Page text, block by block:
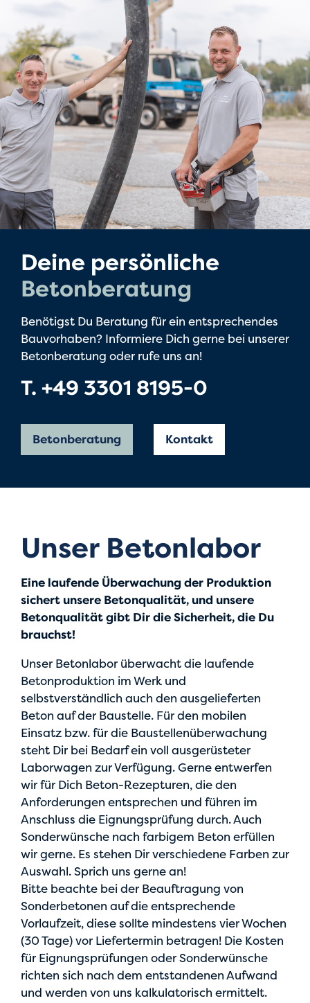
Deine persönliche
Betonberatung
Benötigst Du Beratung für ein entsprechendes
Bauvorhaben? Informiere Dich gerne bei unserer
Betonberatung oder rufe uns an!
T. +49 3301 8195-0
Betonberatung Kontakt
Unser Betonlabor
Eine laufende Überwachung der Produktion
sichert unsere Betonqualität, und unsere
Betonqualität gibt Dir die Sicherheit, die Du
brauchst!
Unser Betonlabor überwacht die laufende
Betonproduktion im Werk und
selbstverständlich auch den ausgelieferten
Beton auf der Baustelle. Für den mobilen
Einsatz bzw. für die Baustellenüberwachung
steht Dir bei Bedarf ein voll ausgerüsteter
Laborwagen zur Verfügung. Gerne entwerfen
wir für Dich Beton-Rezepturen, die den
Anforderungen entsprechen und führen im
Anschluss die Eignungsprüfung durch. Auch
Sonderwünsche nach farbigem Beton erfüllen
wir gerne. Es stehen Dir verschiedene Farben zur
Auswahl. Sprich uns gerne an!
Bitte beachte bei der Beauftragung von
Sonderbetonen auf die entsprechende
Vorlaufzeit, diese sollte mindestens vier Wochen
(30 Tage) vor Liefertermin betragen! Die Kosten
für Eignungsprüfungen oder Sonderwünsche
richten sich nach dem entstandenen Aufwand
und werden von uns kalkulatorisch ermittelt.